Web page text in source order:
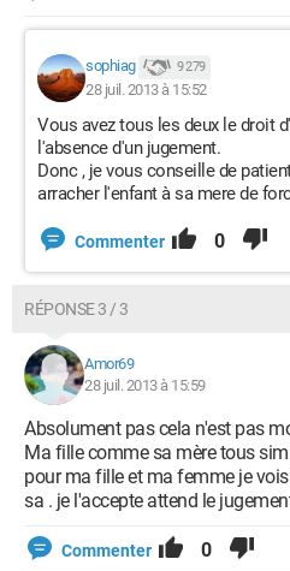
sophiag 9 279
28 juil. 2013 à 15:52
Vous avez tous les deux le droit
l'absence d'un jugement.
Donc , je vous conseille de
arracher l'enfant à sa mere de
Commenter 0
RÉPONSE 3 / 3
Amor69
28 juil. 2013 à 15:59
Absolument pas cela n'est pas
Ma fille comme sa mère tous
pour ma fille et ma femme je
sa . je l'accepte attend le
Commenter 0